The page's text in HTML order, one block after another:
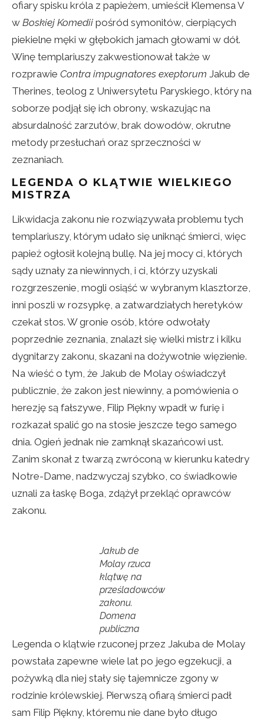
ofiary spisku króla z papieżem, umieścił Klemensa V
w Boskiej Komedii pośród symonitów, cierpiących
piekielne męki w głębokich jamach głowami w dół.
Winę templariuszy zakwestionował także w
rozprawie Contra impugnatores exeptorum Jakub de
Therines, teolog z Uniwersytetu Paryskiego, który na
soborze podjął się ich obrony, wskazując na
absurdalność zarzutów, brak dowodów, okrutne
metody przesłuchań oraz sprzeczności w
zeznaniach.
LEGENDA O KLĄTWIE WIELKIEGO
MISTRZA
Likwidacja zakonu nie rozwiązywała problemu tych
templariuszy, którym udało się uniknąć śmierci, więc
papież ogłosił kolejną bullę. Na jej mocy ci, których
sądy uznały za niewinnych, i ci, którzy uzyskali
rozgrzeszenie, mogli osiąść w wybranym klasztorze,
inni poszli w rozsypkę, a zatwardziałych heretyków
czekał stos. W gronie osób, które odwołały
poprzednie zeznania, znalazł się wielki mistrz i kilku
dygnitarzy zakonu, skazani na dożywotnie więzienie.
Na wieść o tym, że Jakub de Molay oświadczył
publicznie, że zakon jest niewinny, a pomówienia o
herezję są fałszywe, Filip Piękny wpadł w furię i
rozkazał spalić go na stosie jeszcze tego samego
dnia. Ogień jednak nie zamknął skazańcowi ust.
Zanim skonał z twarzą zwróconą w kierunku katedry
Notre-Dame, nadzwyczaj szybko, co świadkowie
uznali za łaskę Boga, zdążył przekląć oprawców
zakonu.
Jakub de
Molay rzuca
klątwę na
prześladowców
zakonu.
Domena
publiczna
Legenda o klątwie rzuconej przez Jakuba de Molay
powstała zapewne wiele lat po jego egzekucji, a
pożywką dla niej stały się tajemnicze zgony w
rodzinie królewskiej. Pierwszą ofiarą śmierci padł
sam Filip Piękny, któremu nie dane było długo